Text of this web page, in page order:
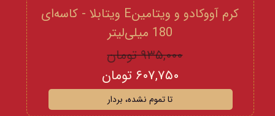
کرم آووکادو و ویتامینE ویتابلا - کاسه‌ای
180 میلی‌لیتر
۹۳۵,۰۰۰ تومان
۶۰۷,۷۵۰ تومان
تا تموم نشده، بردار